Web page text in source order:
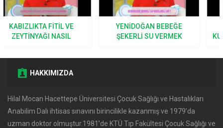
YENIDOĞAN BEBEĞE
ŞEKERLI SU VERMEK
BEBEKLERDE HANGI
KUSMALAR NORMAL KABUL
HAKKIMIZDA
Hilal Mocan Hacettepe Üniversitesi Çocuk Sağlığı ve Hastalıkları
Anabilim Dalı ihtisas sınavını birincilikle kazanmış ve 1979’da
uzman doktor olmuştur.1981’de KTÜ Tıp Fakültesi Çocuk Sağlığı ve